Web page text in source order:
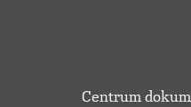
Centrum